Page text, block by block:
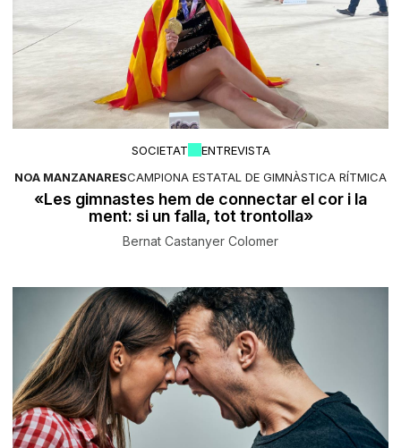
SOCIETAT
ENTREVISTA
NOA MANZANARESCAMPIONA ESTATAL DE GIMNÀSTICA RÍTMICA
«Les gimnastes hem de connectar el cor i la
ment: si un falla, tot trontolla»
Bernat Castanyer Colomer